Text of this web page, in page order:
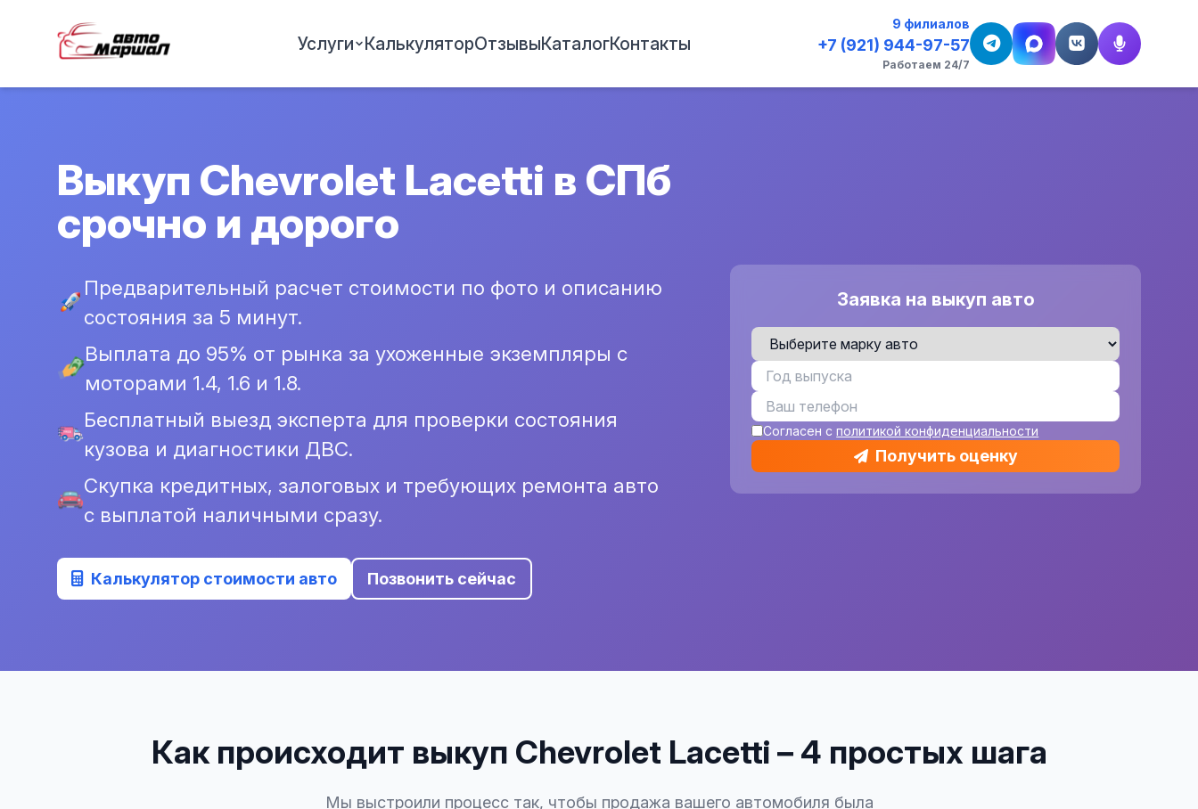
Услуги КалькуляторОтзывыКаталогКонтакты
9 филиалов
+7 (921) 944-97-57
Работаем 24/7
Выкуп Chevrolet Lacetti в СПб
срочно и дорого
Предварительный расчет стоимости по фото и описанию
состояния за 5 минут.
Выплата до 95% от рынка за ухоженные экземпляры с
моторами 1.4, 1.6 и 1.8.
Бесплатный выезд эксперта для проверки состояния
кузова и диагностики ДВС.
Скупка кредитных, залоговых и требующих ремонта авто
с выплатой наличными сразу.
Калькулятор стоимости авто Позвонить сейчас
Заявка на выкуп авто
Согласен сполитикой конфиденциальности
Получить оценку
Как происходит выкуп Chevrolet Lacetti – 4 простых шага
Мы выстроили процесс так, чтобы продажа вашего автомобиля была